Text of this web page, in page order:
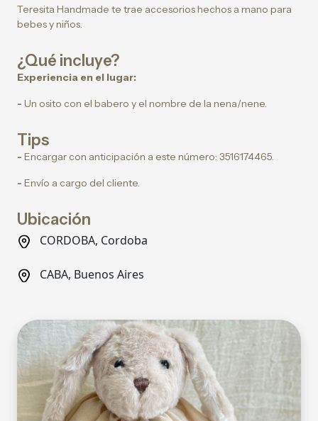
Teresita Handmade te trae accesorios hechos a mano para
bebes y niños.
¿Qué incluye?
Experiencia en el lugar:
- Un osito con el babero y el nombre de la nena/nene.
Tips
- Encargar con anticipación a este número: 3516174465.
- Envío a cargo del cliente.
Ubicación
CORDOBA, Cordoba
CABA, Buenos Aires